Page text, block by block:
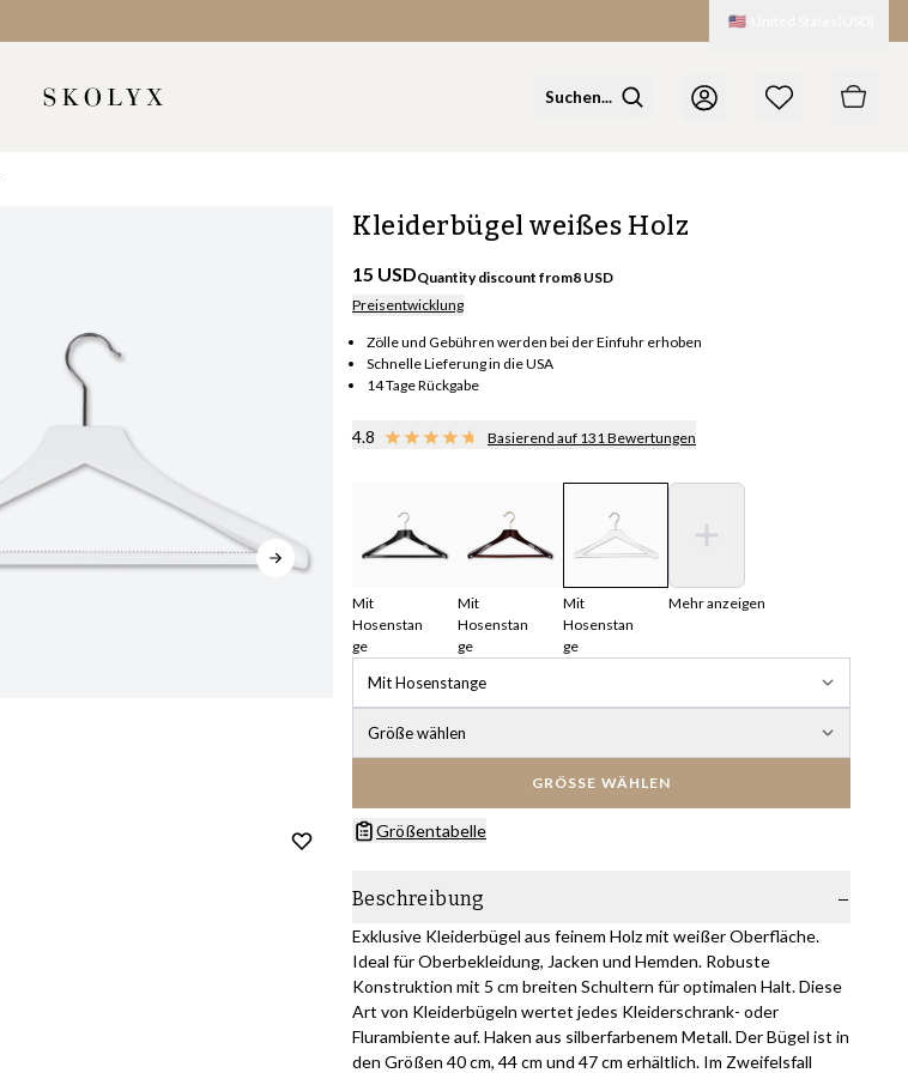
🇺🇸
Kleiderbügel weißes Holz
15 USDQuantity discount from8 USD
Preisentwicklung
Zölle und Gebühren werden bei der Einfuhr erhoben
Schnelle Lieferung in die USA
14 Tage Rückgabe
4.8 Basierend auf 131 Bewertungen
Mit
Hosenstan
ge
Mit
Hosenstan
ge
Mit
Hosenstan
ge
Mehr anzeigen
Mit Hosenstange
Größe wählen
GRÖSSE WÄHLEN
Größentabelle
Beschreibung
Exklusive Kleiderbügel aus feinem Holz mit weißer Oberfläche.
Ideal für Oberbekleidung, Jacken und Hemden. Robuste
Konstruktion mit 5 cm breiten Schultern für optimalen Halt. Diese
Art von Kleiderbügeln wertet jedes Kleiderschrank- oder
Flurambiente auf. Haken aus silberfarbenem Metall. Der Bügel ist in
den Größen 40 cm, 44 cm und 47 cm erhältlich. Im Zweifelsfall